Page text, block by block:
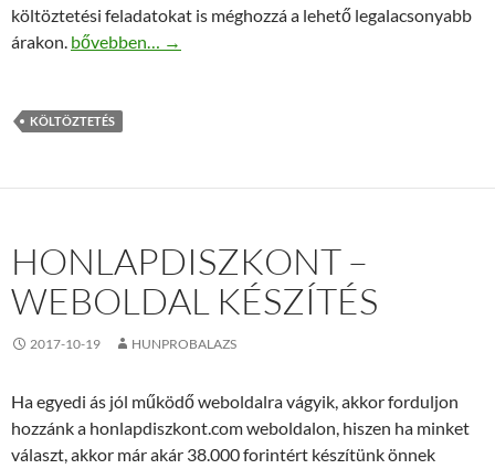
költöztetési feladatokat is méghozzá a lehető legalacsonyabb
árakon. Nemzetközi költöztetés alacsony áron
bővebben… →
KÖLTÖZTETÉS
HONLAPDISZKONT –
WEBOLDAL KÉSZÍTÉS
2017-10-19 HUNPROBALAZS
Ha egyedi ás jól működő weboldalra vágyik, akkor forduljon
hozzánk a honlapdiszkont.com weboldalon, hiszen ha minket
választ, akkor már akár 38.000 forintért készítünk önnek